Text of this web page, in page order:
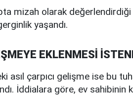
mizah olarak
yaşandı.
EKLENMESİ
asıl çarpıcı gelişme ise bu
İddialara göre, ev sahibinin